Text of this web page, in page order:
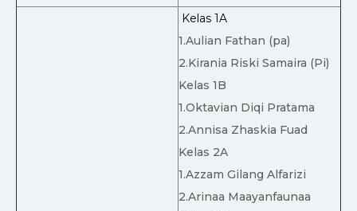
Kelas 1A
1.Aulian Fathan (pa)
2.Kirania Riski Samaira (Pi)
Kelas 1B
1.Oktavian Diqi Pratama
2.Annisa Zhaskia Fuad
Kelas 2A
1.Azzam Gilang Alfarizi
2.Arinaa Maayanfaunaa